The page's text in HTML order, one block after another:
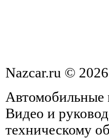
Nazcar.ru © 2026
Автомобильные
Видео и
техническому